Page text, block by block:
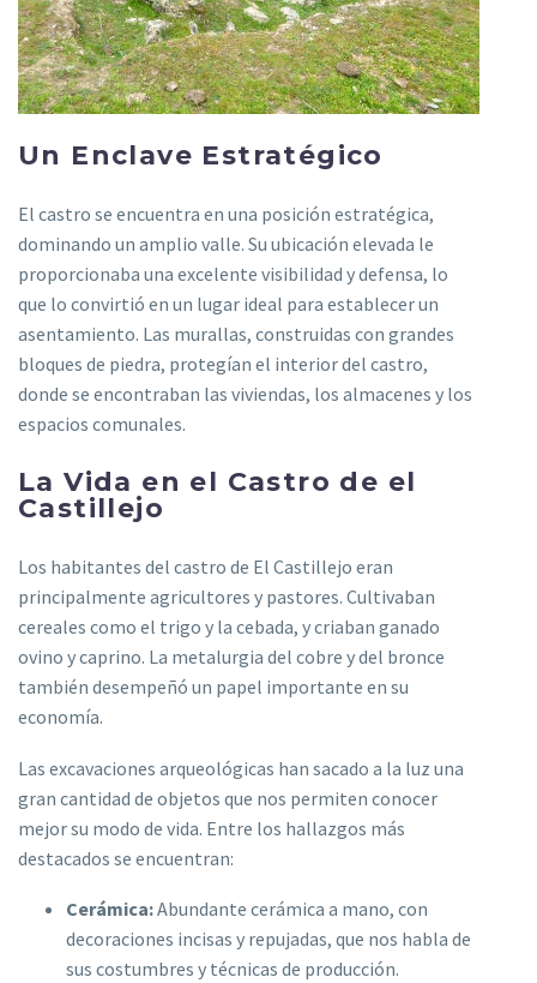
Un Enclave Estratégico
El castro se encuentra en una posición estratégica,
dominando un amplio valle. Su ubicación elevada le
proporcionaba una excelente visibilidad y defensa, lo
que lo convirtió en un lugar ideal para establecer un
asentamiento. Las murallas, construidas con grandes
bloques de piedra, protegían el interior del castro,
donde se encontraban las viviendas, los almacenes y los
espacios comunales.
La Vida en el Castro de el
Castillejo
Los habitantes del castro de El Castillejo eran
principalmente agricultores y pastores. Cultivaban
cereales como el trigo y la cebada, y criaban ganado
ovino y caprino. La metalurgia del cobre y del bronce
también desempeñó un papel importante en su
economía.
Las excavaciones arqueológicas han sacado a la luz una
gran cantidad de objetos que nos permiten conocer
mejor su modo de vida. Entre los hallazgos más
destacados se encuentran:
Cerámica:Abundante cerámica a mano, con
decoraciones incisas y repujadas, que nos habla de
sus costumbres y técnicas de producción.